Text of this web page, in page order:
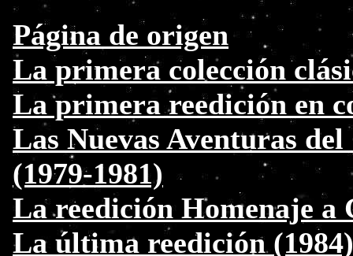
Página de origen
La primera colección
La primera reedición en
Las Nuevas Aventuras
(1979-1981)
La reedición Homenaje a
La última reedición (1984)